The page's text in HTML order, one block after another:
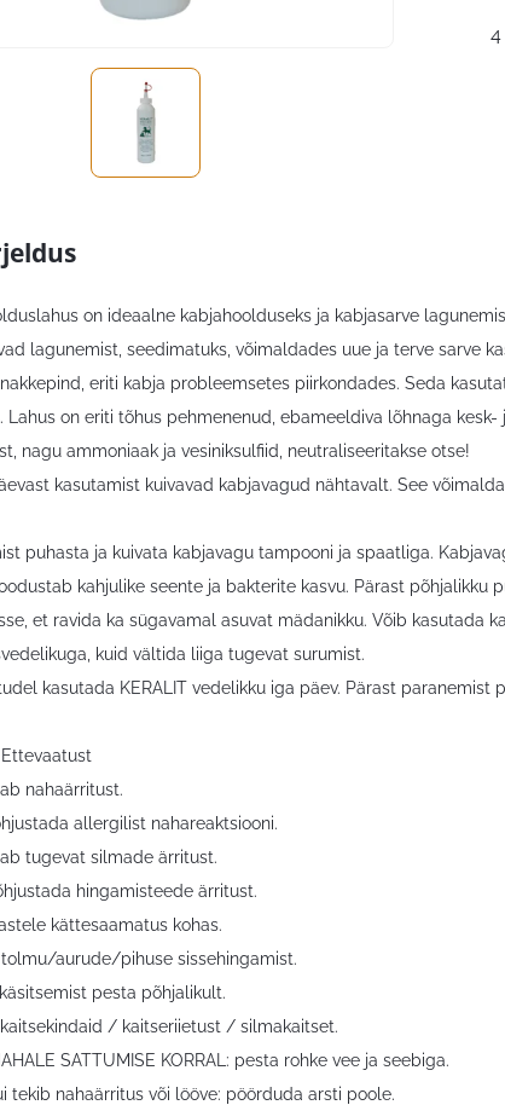
4
on ideaalne kabjahoolduseks ja kabjasarve
lagunemist, seedimatuks, võimaldades uue ja terve sarve
eriti kabja probleemsetes piirkondades. Seda
Lahus on eriti tõhus pehmenenud, ebameeldiva lõhnaga
nagu ammoniaak ja vesiniksulfiid, neutraliseeritakse otse!
kasutamist kuivavad kabjavagud nähtavalt. See
puhasta ja kuivata kabjavagu tampooni ja spaatliga.
kahjulike seente ja bakterite kasvu. Pärast põhjalikku
et ravida ka sügavamal asuvat mädanikku. Võib kasutada
kuid vältida liiga tugevat surumist.
kasutada KERALIT vedelikku iga päev. Pärast paranemist
nahaärritust.
allergilist nahareaktsiooni.
tugevat silmade ärritust.
hingamisteede ärritust.
kättesaamatus kohas.
tolmu/aurude/pihuse sissehingamist.
pesta põhjalikult.
kaitsekindaid / kaitseriietust / silmakaitset.
SATTUMISE KORRAL: pesta rohke vee ja seebiga.
tekib nahaärritus või lööve: pöörduda arsti poole.